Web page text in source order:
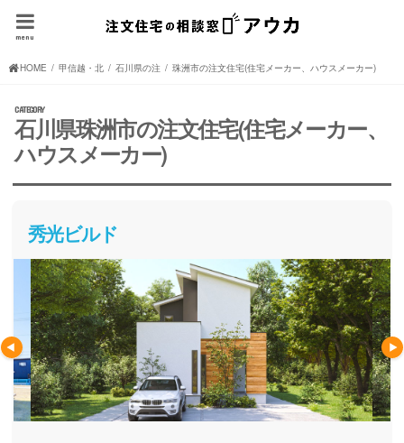
menu
HOME 甲信越・北陸の注文住宅(住宅メーカー、ハウスメーカー)
石川県の注文住宅(住宅メーカー、ハウスメーカー)
珠洲市の注文住宅(住宅メーカー、ハウスメーカー)
石川県珠洲市の注文住宅(住宅メーカー、
ハウスメーカー)
秀光ビルド